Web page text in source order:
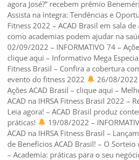
agora José?” recebem prêmio
Assista na íntegra: Tendências e
Fitness 2022 – ACAD Brasil em sala de
como academias podem ajudar na
02/09/2022 – INFORMATIVO 74 –
clique aqui – Informativo Mega
Fitness Brasil – Confira a cobertura
evento do fitness 2022
26/08/2022
Ações ACAD Brasil – clique aqui –
ACAD na IHRSA Fitness Brasil 2022 –
Leia agora! – ACAD Brasil produz
práticas!
19/08/2022 –
ACAD na IHRSA Fitness Brasil –
de Benefícios ACAD Brasil! – O
– Academia: práticas para o seu